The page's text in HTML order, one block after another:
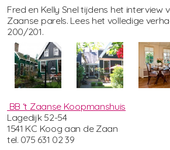
Fred en Kelly Snel tijdens het interview
Zaanse parels. Lees het volledige
200/201.
BB ‘t Zaanse Koopmanshuis
Lagedijk 52-54
1541 KC Koog aan de Zaan
tel. 075 631 02 39